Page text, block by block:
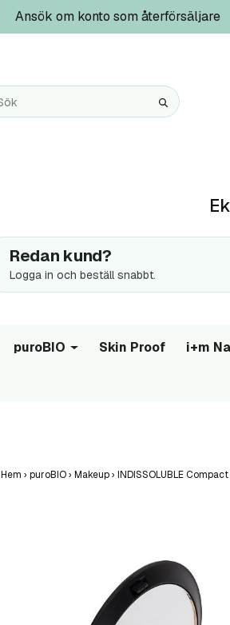
Ansök om konto som återförsäljare
Redan kund?
Logga in och beställ snabbt.
puroBIO Skin Proof i+m
Hem › puroBIO› Makeup› INDISSOLUBLE